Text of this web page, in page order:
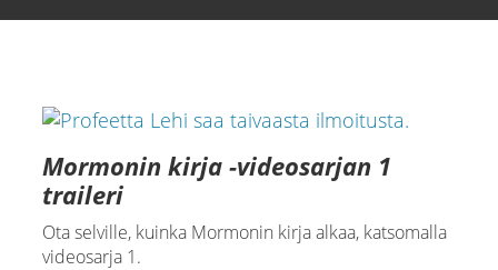
Mormonin kirja -videosarjan 1
traileri
Ota selville, kuinka Mormonin kirja alkaa, katsomalla
videosarja 1.